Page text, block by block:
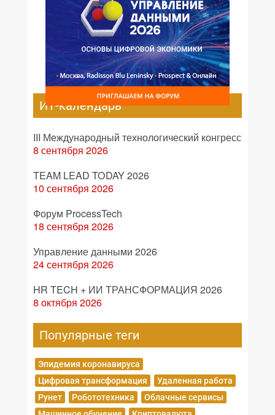
ИТ-календарь
III Международный технологический конгресс
8 сентября 2026
TEAM LEAD TODAY 2026
10 сентября 2026
Форум ProcessTech
18 сентября 2026
Управление данными 2026
24 сентября 2026
HR TECH + ИИ ТРАНСФОРМАЦИЯ 2026
8 октября 2026
Популярные теги
Эпидемия коронавируса
Цифровая трансформация
Удаленная работа
Рунет
Робототехника
Облачные сервисы